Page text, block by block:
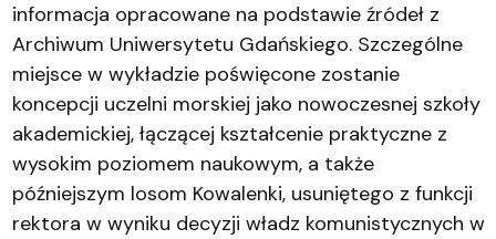
informacja opracowane na podstawie źródeł z
Archiwum Uniwersytetu Gdańskiego. Szczególne
miejsce w wykładzie poświęcone zostanie
koncepcji uczelni morskiej jako nowoczesnej szkoły
akademickiej, łączącej kształcenie praktyczne z
wysokim poziomem naukowym, a także
późniejszym losom Kowalenki, usuniętego z funkcji
rektora w wyniku decyzji władz komunistycznych w